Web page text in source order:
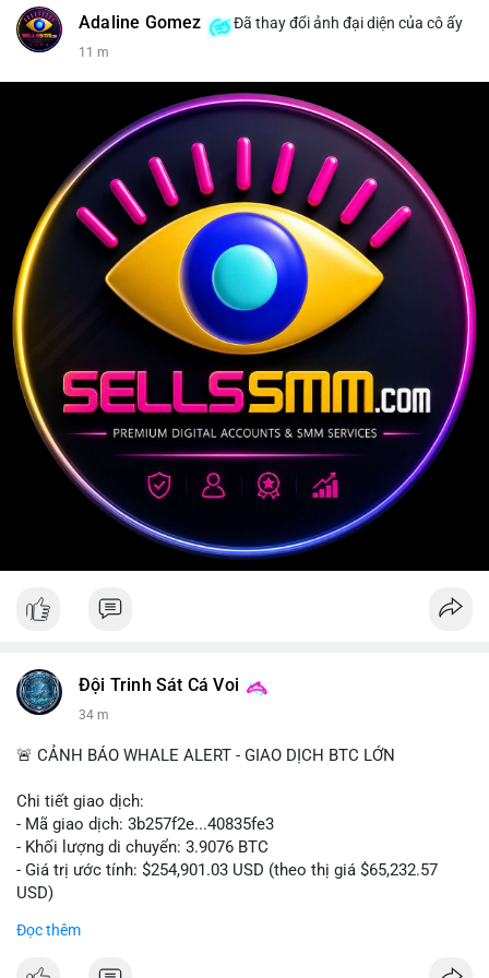
Adaline Gomez Đã thay đổi ảnh đại diện của cô ấy
11 m
Đội Trinh Sát Cá Voi
34 m
🚨 CẢNH BÁO WHALE ALERT - GIAO DỊCH BTC LỚN
Chi tiết giao dịch:
- Mã giao dịch: 3b257f2e...40835fe3
- Khối lượng di chuyển: 3.9076 BTC
- Giá trị ước tính: $254,901.03 USD (theo thị giá $65,232.57
USD)
Đọc thêm